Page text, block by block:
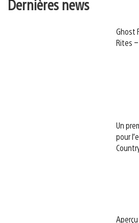
Dernières news
Ghost
Rites
Un
pour